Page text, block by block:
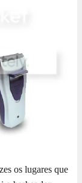
os lugares que